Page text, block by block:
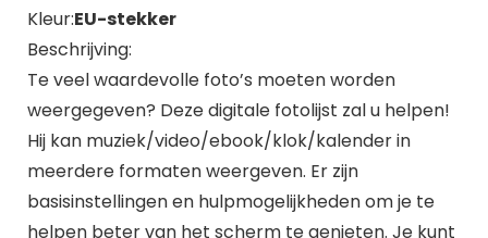
Kleur:EU-stekker
Beschrijving:
Te veel waardevolle foto’s moeten worden
weergegeven? Deze digitale fotolijst zal u helpen!
Hij kan muziek/video/ebook/klok/kalender in
meerdere formaten weergeven. Er zijn
basisinstellingen en hulpmogelijkheden om je te
helpen beter van het scherm te genieten. Je kunt